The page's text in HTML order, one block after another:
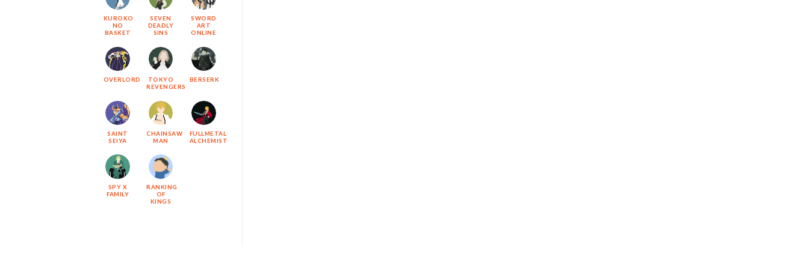
KUROKO
NO
BASKET
SEVEN
DEADLY
SINS
SWORD
ART
ONLINE
OVERLORD
TOKYO
REVENGERS
BERSERK
SAINT
SEIYA
CHAINSAW
MAN
FULLMETAL
ALCHEMIST
SPY X
FAMILY
RANKING
OF
KINGS